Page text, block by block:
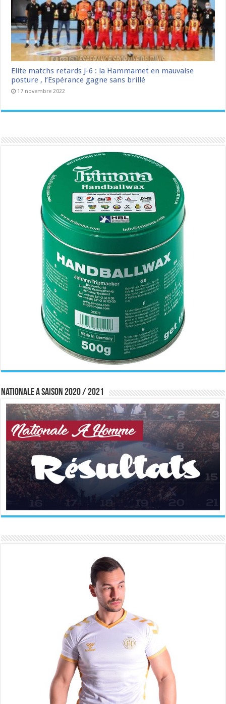
Elite matchs retards J-6 : la Hammamet en mauvaise
posture , l’Espérance gagne sans brillé
17 novembre 2022
Nationale A saison 2020 / 2021